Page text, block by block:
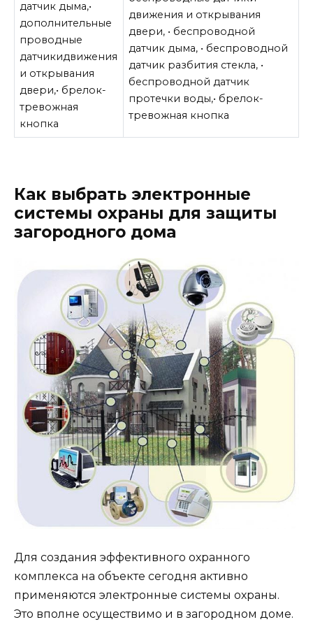
датчик дыма,•
дополнительные
проводные
датчикидвижения
и открывания
двери,• брелок-
тревожная
кнопка
движения и открывания
двери, • беспроводной
датчик дыма, • беспроводной
датчик разбития стекла, •
беспроводной датчик
протечки воды,• брелок-
тревожная кнопка
Как выбрать электронные
системы охраны для защиты
загородного дома
Для создания эффективного охранного
комплекса на объекте сегодня активно
применяются электронные системы охраны.
Это вполне осуществимо и в загородном доме.